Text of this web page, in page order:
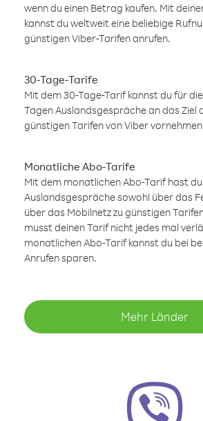
wenn du einen Betrag kaufen. Mit
kannst du weltweit eine beliebige
günstigen Viber-Tarifen anrufen.
30-Tage-Tarife
Mit dem 30-Tage-Tarif kannst du für
Tagen Auslandsgespräche an das Ziel
günstigen Tarifen von Viber
Monatliche Abo-Tarife
Mit dem monatlichen Abo-Tarif hast
Auslandsgespräche sowohl über das
über das Mobilnetz zu günstigen
musst deinen Tarif nicht jedes mal
monatlichen Abo-Tarif kannst du bei
Anrufen sparen.
Mehr Länder